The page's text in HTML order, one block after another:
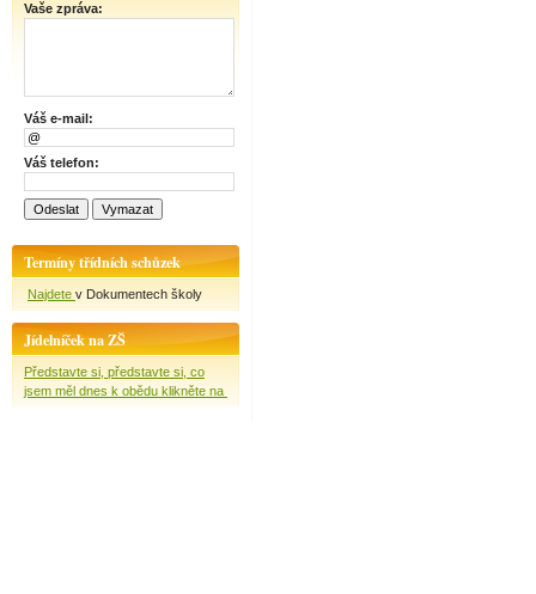
Vaše zpráva:
Váš e-mail:
Váš telefon:
Termíny třídních schůzek
Najdete v Dokumentech školy
Jídelníček na ZŠ
Představte si, představte si, co
jsem měl dnes k obědu klikněte na